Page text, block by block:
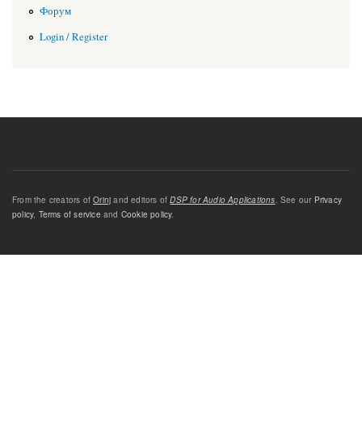
Форум
Login / Register
From the creators ofOrinj and editors ofDSP for Audio Applications. See our Privacy
policy, Terms of service and Cookie policy.